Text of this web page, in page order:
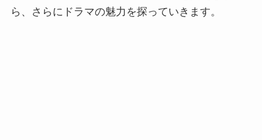
ら、さらにドラマの魅力を探っていきます。